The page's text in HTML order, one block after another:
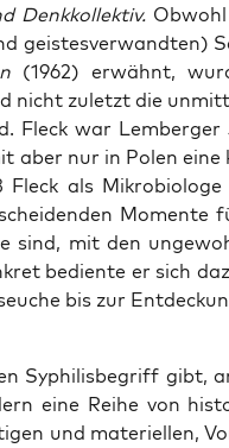
Denk­kol­lek­tiv.
geis­tes­ver­wand­ten)
(1962) erwähnt,
nicht zuletzt die
Fleck war Lem­ber­ger
aber nur in Polen eine
als Mikro­bio­lo­ge
Momen­te
sind, mit den
bedien­te er sich
bis zur
Syphi­lis­be­griff gibt,
eine Rei­he von
und mate­ri­el­len,